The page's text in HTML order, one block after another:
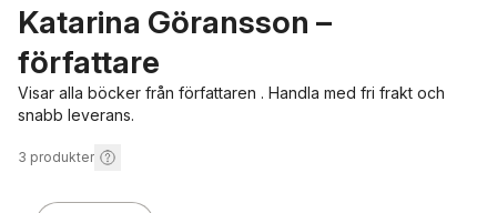
Katarina Göransson –
författare
Visar alla böcker från författaren . Handla med fri frakt och
snabb leverans.
3 produkter